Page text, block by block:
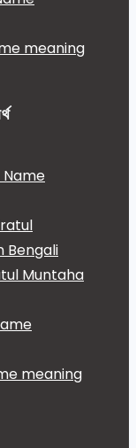
meaning
Name
Muntaha
meaning